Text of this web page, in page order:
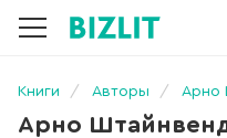
Книги Авторы Арно
Арно